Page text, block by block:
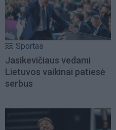
Sportas
Jasikevičiaus vedami
Lietuvos vaikinai patiesė
serbus